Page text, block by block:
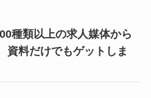
種類以上の求人媒体から
資料だけでもゲットしま